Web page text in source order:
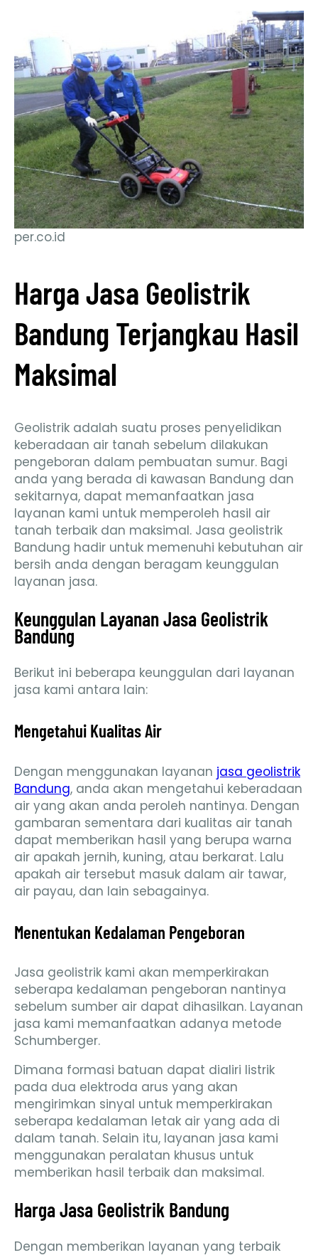
per.co.id
Harga Jasa Geolistrik
Bandung Terjangkau Hasil
Maksimal
Geolistrik adalah suatu proses penyelidikan
keberadaan air tanah sebelum dilakukan
pengeboran dalam pembuatan sumur. Bagi
anda yang berada di kawasan Bandung dan
sekitarnya, dapat memanfaatkan jasa
layanan kami untuk memperoleh hasil air
tanah terbaik dan maksimal. Jasa geolistrik
Bandung hadir untuk memenuhi kebutuhan air
bersih anda dengan beragam keunggulan
layanan jasa.
Keunggulan Layanan Jasa Geolistrik
Bandung
Berikut ini beberapa keunggulan dari layanan
jasa kami antara lain:
Mengetahui Kualitas Air
Dengan menggunakan layanan jasa geolistrik
Bandung, anda akan mengetahui keberadaan
air yang akan anda peroleh nantinya. Dengan
gambaran sementara dari kualitas air tanah
dapat memberikan hasil yang berupa warna
air apakah jernih, kuning, atau berkarat. Lalu
apakah air tersebut masuk dalam air tawar,
air payau, dan lain sebagainya.
Menentukan Kedalaman Pengeboran
Jasa geolistrik kami akan memperkirakan
seberapa kedalaman pengeboran nantinya
sebelum sumber air dapat dihasilkan. Layanan
jasa kami memanfaatkan adanya metode
Schumberger.
Dimana formasi batuan dapat dialiri listrik
pada dua elektroda arus yang akan
mengirimkan sinyal untuk memperkirakan
seberapa kedalaman letak air yang ada di
dalam tanah. Selain itu, layanan jasa kami
menggunakan peralatan khusus untuk
memberikan hasil terbaik dan maksimal.
Harga Jasa Geolistrik Bandung
Dengan memberikan layanan yang terbaik